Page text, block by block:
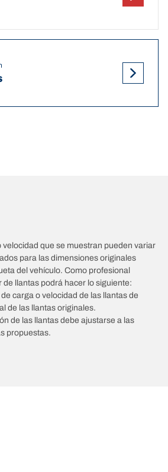
velocidad que se muestran pueden variar
para las dimensiones originales
del vehículo. Como profesional
llantas podrá hacer lo siguiente:
carga o velocidad de las llantas de
de las llantas originales.
de las llantas debe ajustarse a las
propuestas.